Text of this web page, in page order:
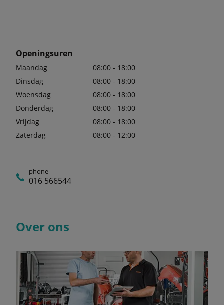
Openingsuren
Maandag
08:00 - 18:00
Dinsdag
08:00 - 18:00
Woensdag
08:00 - 18:00
Donderdag
08:00 - 18:00
Vrijdag
08:00 - 18:00
Zaterdag
08:00 - 12:00
phone
016 566544
Over ons